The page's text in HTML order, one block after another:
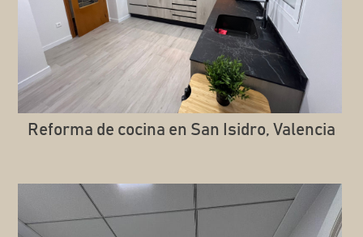
Reforma de cocina en San Isidro, Valencia